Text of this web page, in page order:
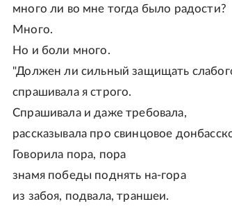
много ли во мне тогда было радости?
Много.
Но и боли много.
"Должен ли сильный защищать
спрашивала я строго.
Спрашивала и даже требовала,
рассказывала про свинцовое
Говорила пора, пора
знамя победы поднять на-гора
из забоя, подвала, траншеи.